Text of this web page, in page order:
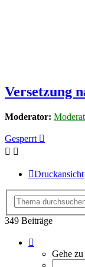
Versetzung
Moderator:
Gesperrt
Druckansicht
349 Beiträge
24
von
Gehe zu